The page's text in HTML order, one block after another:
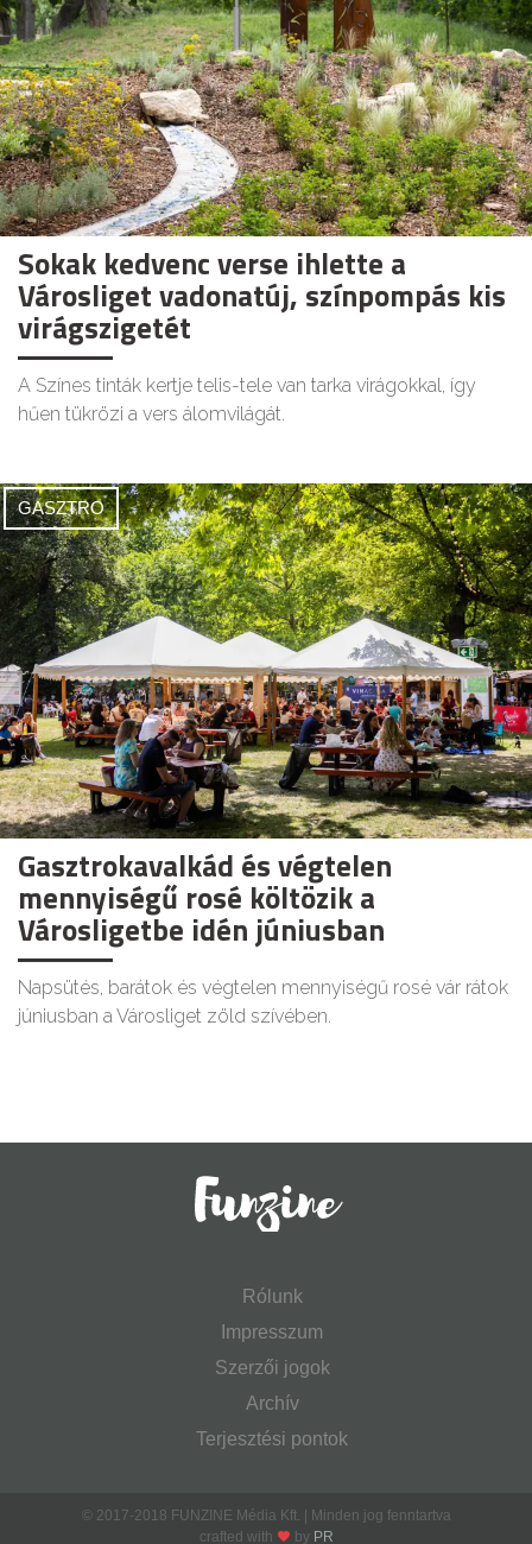
Sokak kedvenc verse ihlette a
Városliget vadonatúj, színpompás kis
virágszigetét
A Színes tinták kertje telis-tele van tarka virágokkal, így
hűen tükrözi a vers álomvilágát.
GASZTRO
Gasztrokavalkád és végtelen
mennyiségű rosé költözik a
Városligetbe idén júniusban
Napsütés, barátok és végtelen mennyiségű rosé vár rátok
júniusban a Városliget zöld szívében.
Rólunk
Impresszum
Szerzői jogok
Archív
Terjesztési pontok
© 2017-2018 FUNZINE Média Kft. | Minden jog fenntartva
crafted with
by PR